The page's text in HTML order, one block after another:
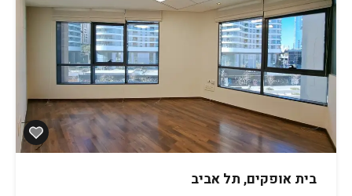
בית אופקים, תל אביב